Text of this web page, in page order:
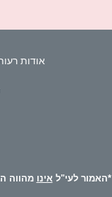
אודות
*האמור לעי"לאינו מהווה